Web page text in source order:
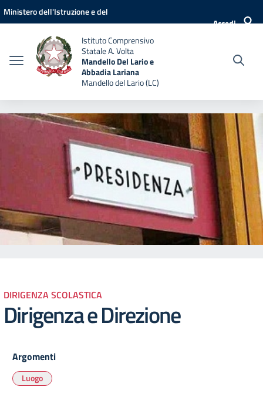
Vai ai contenuti
Vai al menu di navigazione
Vai al footer
Ministero dell'Istruzione e del
Accedi
Istituto Comprensivo
Statale A. Volta
Mandello Del Lario e
Abbadia Lariana
Mandello del Lario (LC)
DIRIGENZA SCOLASTICA
Dirigenza e Direzione
Argomenti
Luogo